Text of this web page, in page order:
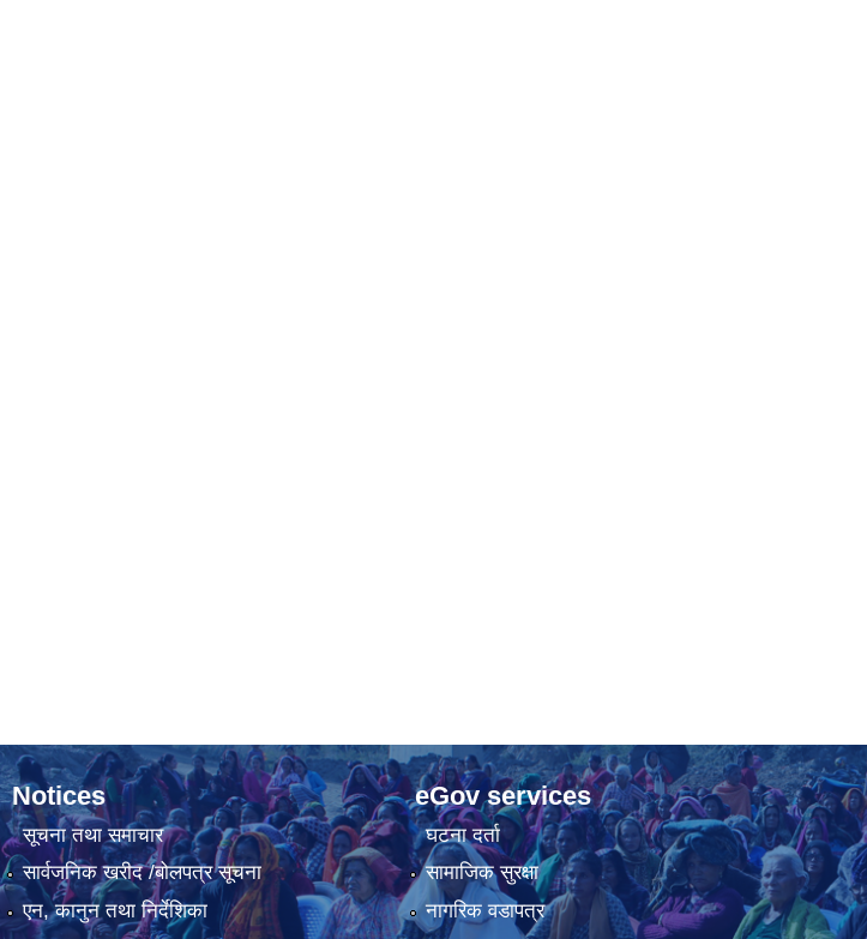
Notices
सूचना तथा समाचार
सार्वजनिक खरीद /बोलपत्र सूचना
एन, कानुन तथा निर्देशिका
eGov services
घटना दर्ता
सामाजिक सुरक्षा
नागरिक वडापत्र